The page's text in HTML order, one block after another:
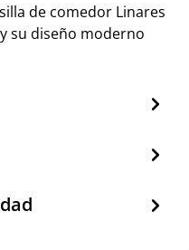
de comedor Linares
su diseño moderno